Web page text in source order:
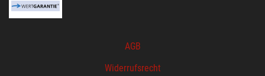
AGB
Widerrufsrecht